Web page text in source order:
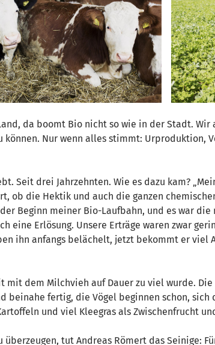
da boomt Bio nicht so wie in der Stadt. Wir
Nur wenn alles stimmt: Urproduktion,
Seit drei Jahrzehnten. Wie es dazu kam?
ob die Hektik und auch die ganzen
Beginn meiner Bio-Laufbahn, und es war
Erlösung. Unsere Erträge waren zwar
ihn anfangs belächelt, jetzt bekommt er viel
dem Milchvieh auf Dauer zu viel wurde.
fertig, die Vögel beginnen schon, sich
und viel Kleegras als Zwischenfrucht
tut Andreas Römert das Seinige: